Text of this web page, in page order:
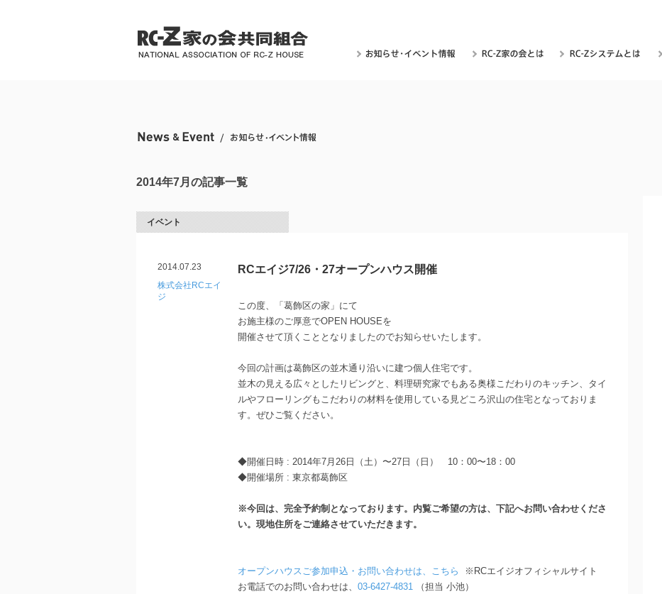
2014年7月の記事一覧
イベント
2014.07.23
株式会社RCエイ
ジ
RCエイジ7/26・27オープンハウス開催
この度、「葛飾区の家」にて
お施主様のご厚意でOPEN HOUSEを
開催させて頂くこととなりましたのでお知らせいたします。
今回の計画は葛飾区の並木通り沿いに建つ個人住宅です。
並木の見える広々としたリビングと、料理研究家でもある奥様こだわりのキッチン、タイ
ルやフローリングもこだわりの材料を使用している見どころ沢山の住宅となっておりま
す。ぜひご覧ください。
◆開催日時 : 2014年7月26日（土）〜27日（日） 10：00〜18：00
◆開催場所 : 東京都葛飾区
※今回は、完全予約制となっております。内覧ご希望の方は、下記へお問い合わせくださ
い。現地住所をご連絡させていただきます。
オープンハウスご参加申込・お問い合わせは、こちら
※RCエイジオフィシャルサイト
お電話でのお問い合わせは、 03-6427-4831 （担当 小池）